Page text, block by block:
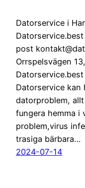
Datorservice i
post
Orrspelsvägen
Datorservice kan
datorproblem,
fungera hemma i
problem,virus
trasiga bärbara…
2024-07-14